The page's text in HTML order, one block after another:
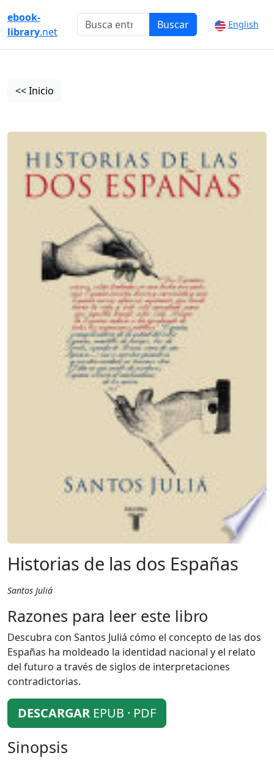
ebook-
library.net
Buscar English
<< Inicio
Historias de las dos Españas
Santos Juliá
Razones para leer este libro
Descubra con Santos Juliá cómo el concepto de las dos
Españas ha moldeado la identidad nacional y el relato
del futuro a través de siglos de interpretaciones
contradictorias.
DESCARGAR EPUB · PDF
Sinopsis